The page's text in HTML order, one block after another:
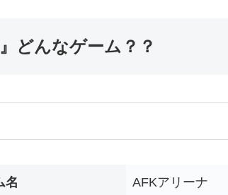
どんなゲーム？？
名 AFKアリーナ